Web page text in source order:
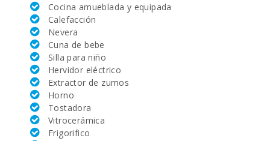
dormitorios:
Superficie
casa (m2):
Campo de
golf La
Reserva
Rotana (km):
Alcanada Golf
(km ):
Cocina amueblada y equipada
Calefacción
Nevera
Cuna de bebe
Silla para niño
Hervidor eléctrico
Extractor de zumos
Horno
Tostadora
Vitrocerámica
Frigorifico